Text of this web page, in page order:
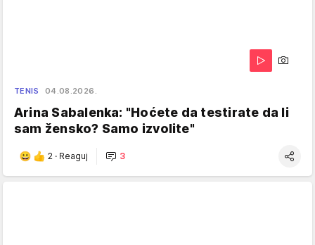
TENIS 04.08.2026.
Arina Sabalenka: "Hoćete da testirate da li
sam žensko? Samo izvolite"
2 · Reaguj 3